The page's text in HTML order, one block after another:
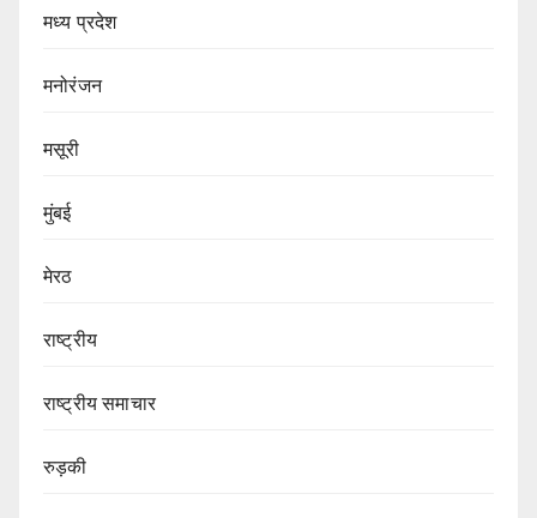
मध्य प्रदेश
मनोरंजन
मसूरी
मुंबई
मेरठ
राष्ट्रीय
राष्ट्रीय समाचार
रुड़की